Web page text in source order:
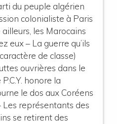
du peuple algérien
colonialiste à Paris
les Marocains
eux – La guerre qu’ils
de classe)
ouvrières dans le
honore la
le dos aux Coréens
Les représentants des
se retirent des